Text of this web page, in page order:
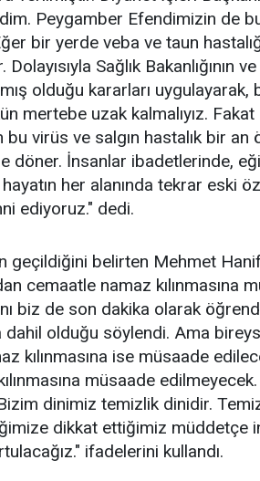
Peygamber Efendimizin de
bir yerde veba ve taun
Sağlık Bakanlığının
olduğu kararları uygulayarak,
mertebe uzak kalmalıyız.
virüs ve salgın hastalık bir an
döner. İnsanlar ibadetlerinde,
her alanında tekrar eski
ediyoruz." dedi.
geçildiğini belirten Mehmet
cemaatle namaz kılınmasına
biz de son dakika olarak
dahil olduğu söylendi. Ama
kılınmasına ise müsaade
müsaade edilmeyecek.
dinimiz temizlik dinidir.
dikkat ettiğimiz müddetçe
ifadelerini kullandı.